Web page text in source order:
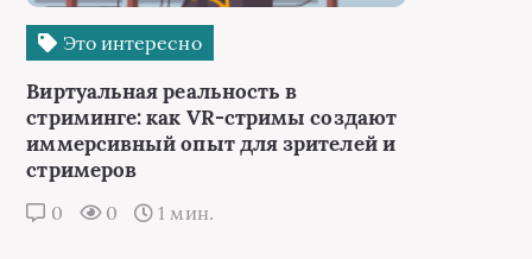
Это интересно
Виртуальная реальность в
стриминге: как VR-стримы создают
иммерсивный опыт для зрителей и
стримеров
0 0 1 мин.